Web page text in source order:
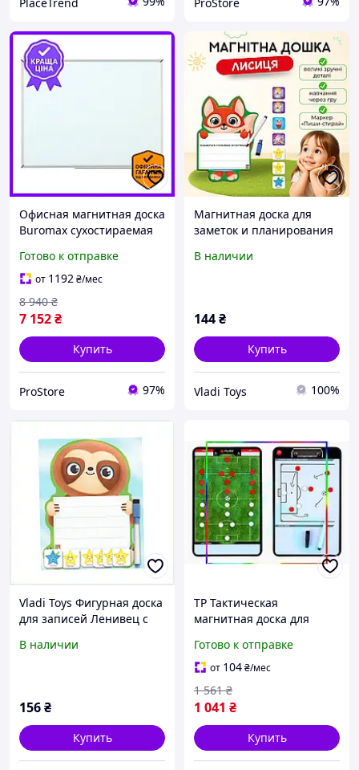
Офисная магнитная доска
Buromax сухостираемая
планирования с
алюминиевой рамкой
Готово к отправке
от 1192₴/мес
7 152₴
8 940 ₴
Купить
ProStore 97%
Магнитная доска для
заметок и планирования
VT3601-21
В наличии
144₴
Купить
Vladi Toys 100%
Vladi Toys Фигурная доска
для записей Ленивец с
В наличии
156₴
Купить
TP Тактическая
магнитная доска для
см для планирования
тактики Miro-ll
Готово к отправке
от 104₴/мес
1 041 ₴
1 561 ₴
Купить